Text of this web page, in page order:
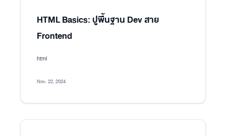
HTML Basics: ปูพื้นฐาน Dev สาย
Frontend
html
Nov. 22, 2024